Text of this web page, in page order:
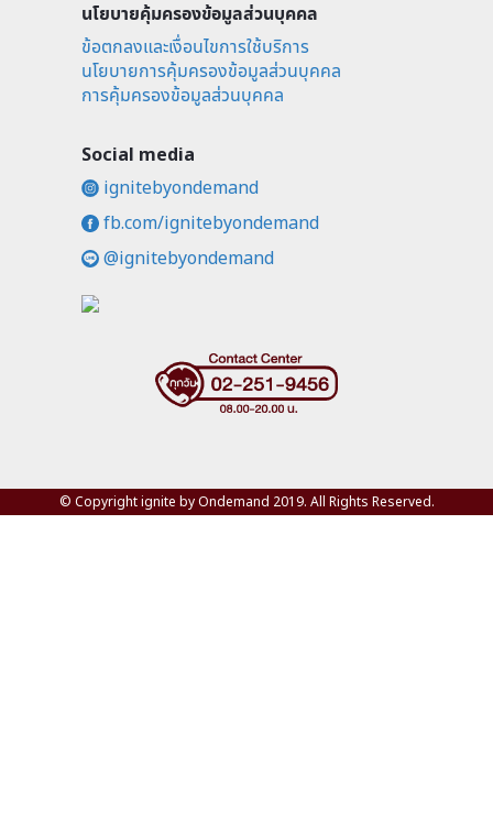
นโยบายคุ้มครองข้อมูลส่วนบุคคล
ข้อตกลงและเงื่อนไขการใช้บริการ
นโยบายการคุ้มครองข้อมูลส่วนบุคคล
การคุ้มครองข้อมูลส่วนบุคคล
Social media
ignitebyondemand
fb.com/ignitebyondemand
@ignitebyondemand
© Copyright ignite by Ondemand 2019. All Rights Reserved.